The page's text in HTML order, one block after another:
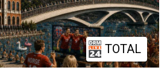
TOTAL